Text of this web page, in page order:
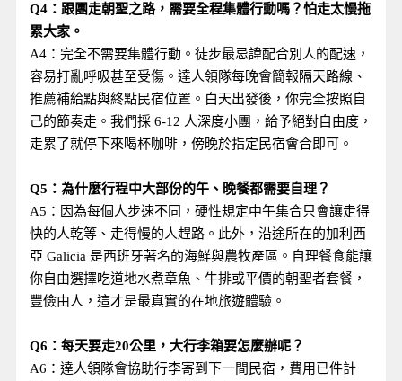
Q4：跟團走朝聖之路，需要全程集體行動嗎？怕走太慢拖
累大家。
A4：完全不需要集體行動。徒步最忌諱配合別人的配速，
容易打亂呼吸甚至受傷。達人領隊每晚會簡報隔天路線、
推薦補給點與終點民宿位置。白天出發後，你完全按照自
己的節奏走。我們採 6-12 人深度小團，給予絕對自由度，
走累了就停下來喝杯咖啡，傍晚於指定民宿會合即可。
Q5：為什麼行程中大部份的午、晚餐都需要自理？
A5：因為每個人步速不同，硬性規定中午集合只會讓走得
快的人乾等、走得慢的人趕路。此外，沿途所在的加利西
亞 Galicia 是西班牙著名的海鮮與農牧產區。自理餐食能讓
你自由選擇吃道地水煮章魚、牛排或平價的朝聖者套餐，
豐儉由人，這才是最真實的在地旅遊體驗。
Q6：每天要走20公里，大行李箱要怎麼辦呢？
A6：達人領隊會協助行李寄到下一間民宿，費用已件計